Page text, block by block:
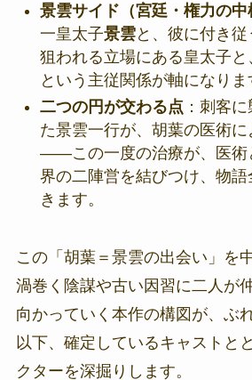
景雲サイド（宮廷・権力の中
一皇太子景雲と、彼に付き従
狙われる立場にある皇太子
という主従関係が軸になりま
二つの円が交わる点 ：刺客
た景雲一行が、胡葉の医術
――この一度の治療が、医術
界の二陣営を結びつけ、物
きます。
この「胡葉＝景雲の出会い」を
渦巻く陰謀や古い因習に二人が
向かっていく本作の構図が、ぶ
以下、確定しているキャストと
クターを深掘りします。